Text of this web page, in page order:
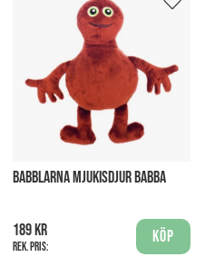
BABBLARNA MJUKISDJUR BABBA
189 kr
Rek. pris:
Köp